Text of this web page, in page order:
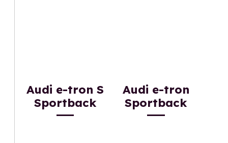
Audi e-tron S
Sportback
Audi e-tron
Sportback